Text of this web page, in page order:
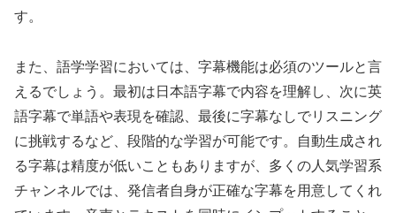
す。
また、語学学習においては、字幕機能は必須のツールと言
えるでしょう。最初は日本語字幕で内容を理解し、次に英
語字幕で単語や表現を確認、最後に字幕なしでリスニング
に挑戦するなど、段階的な学習が可能です。自動生成され
る字幕は精度が低いこともありますが、多くの人気学習系
チャンネルでは、発信者自身が正確な字幕を用意してくれ